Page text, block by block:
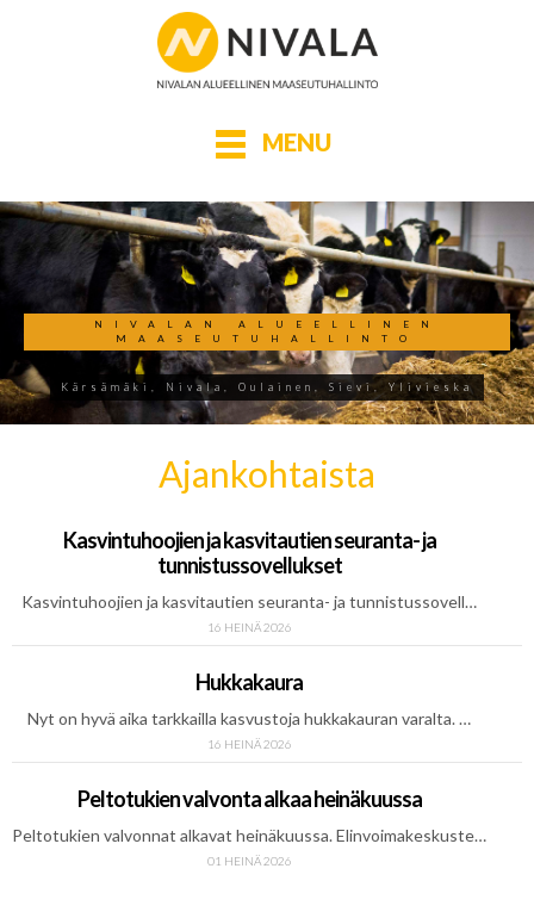
MENU
NIVALAN ALUEELLINEN
MAASEUTUHALLINTO
Kärsämäki, Nivala, Oulainen, Sievi, Ylivieska
Ajankohtaista
Kasvintuhoojien ja kasvitautien seuranta- ja
tunnistussovellukset
Kasvintuhoojien ja kasvitautien seuranta- ja tunnistussovell…
16 HEINÄ 2026
Hukkakaura
Nyt on hyvä aika tarkkailla kasvustoja hukkakauran varalta. …
16 HEINÄ 2026
Peltotukien valvonta alkaa heinäkuussa
Peltotukien valvonnat alkavat heinäkuussa. Elinvoimakeskuste…
01 HEINÄ 2026